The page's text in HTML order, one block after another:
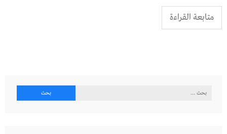
متابعة القراءة
البحث